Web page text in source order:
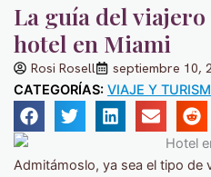
La guía del
hotel en Miami
Rosi Rosell septiembre 10,
CATEGORÍAS: VIAJE Y
Admitámoslo, ya sea el tipo de